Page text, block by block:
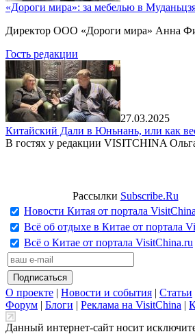
«Дороги мира»: за мебелью в
Директор ООО «Дороги мира» Анна
Гость редакции
27.03.2025
Китайский Дали в Юньнань, или как
В гостях у редакции VISITCHINA
Рассылки Subscribe.Ru
Новости Китая от портала
Всё об отдыхе в Китае от портала
Всё о Китае от портала VisitChina.ru
О проекте | Новости и события | Статьи
Форум | Блоги | Реклама на VisitChina |
Данный интернет-сайт носит